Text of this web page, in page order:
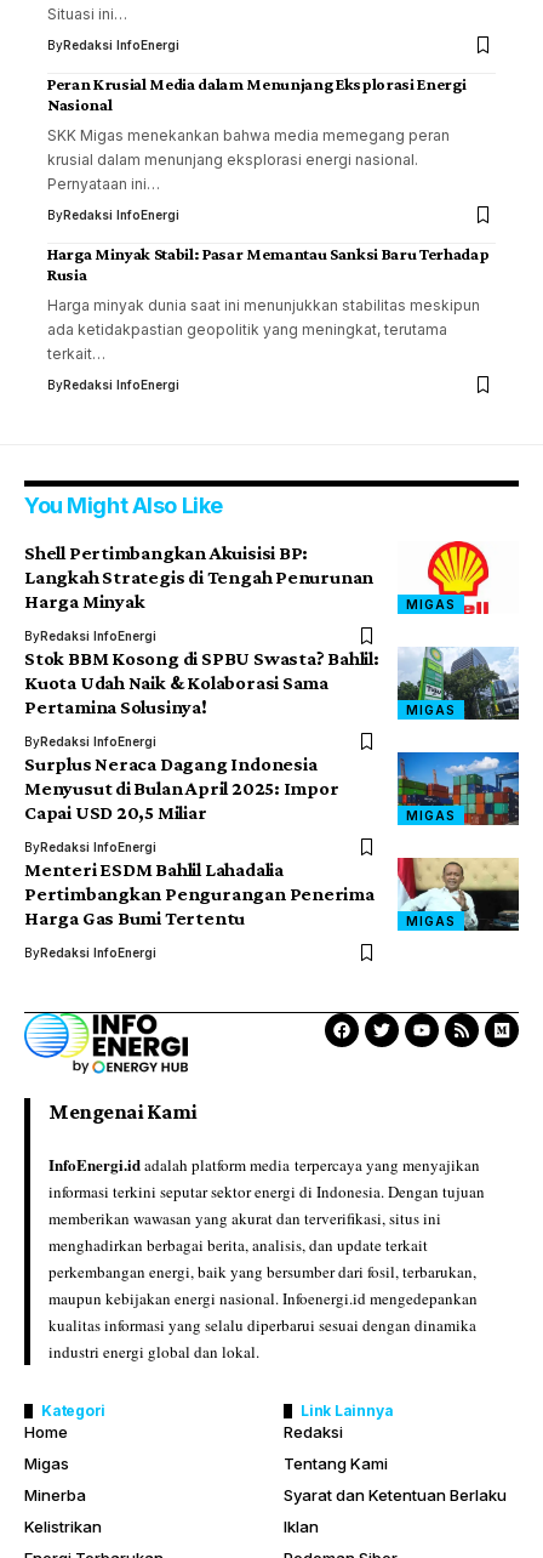
Situasi ini…
ByRedaksi InfoEnergi
Peran Krusial Media dalam Menunjang Eksplorasi Energi
Nasional
SKK Migas menekankan bahwa media memegang peran
krusial dalam menunjang eksplorasi energi nasional.
Pernyataan ini…
ByRedaksi InfoEnergi
Harga Minyak Stabil: Pasar Memantau Sanksi Baru Terhadap
Rusia
Harga minyak dunia saat ini menunjukkan stabilitas meskipun
ada ketidakpastian geopolitik yang meningkat, terutama
terkait…
ByRedaksi InfoEnergi
You Might Also Like
MIGAS
Shell Pertimbangkan Akuisisi BP:
Langkah Strategis di Tengah Penurunan
Harga Minyak
ByRedaksi InfoEnergi
MIGAS
Stok BBM Kosong di SPBU Swasta? Bahlil:
Kuota Udah Naik & Kolaborasi Sama
Pertamina Solusinya!
ByRedaksi InfoEnergi
MIGAS
Surplus Neraca Dagang Indonesia
Menyusut di Bulan April 2025: Impor
Capai USD 20,5 Miliar
ByRedaksi InfoEnergi
MIGAS
Menteri ESDM Bahlil Lahadalia
Pertimbangkan Pengurangan Penerima
Harga Gas Bumi Tertentu
ByRedaksi InfoEnergi
Mengenai Kami
InfoEnergi.idadalah platform media terpercaya yang menyajikan
informasi terkini seputar sektor energi di Indonesia. Dengan tujuan
memberikan wawasan yang akurat dan terverifikasi, situs ini
menghadirkan berbagai berita, analisis, dan update terkait
perkembangan energi, baik yang bersumber dari fosil, terbarukan,
maupun kebijakan energi nasional. Infoenergi.id mengedepankan
kualitas informasi yang selalu diperbarui sesuai dengan dinamika
industri energi global dan lokal.
Kategori
Home
Migas
Minerba
Kelistrikan
Link Lainnya
Redaksi
Tentang Kami
Syarat dan Ketentuan Berlaku
Iklan